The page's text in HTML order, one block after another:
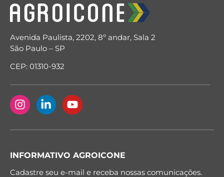
Avenida Paulista, 2202, 8º andar, Sala 2
São Paulo – SP
CEP: 01310-932
INFORMATIVO AGROICONE
Cadastre seu e-mail e receba nossas comunicações.